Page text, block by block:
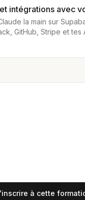
intégrations avec
la main sur
GitHub, Stripe et tes
à cette